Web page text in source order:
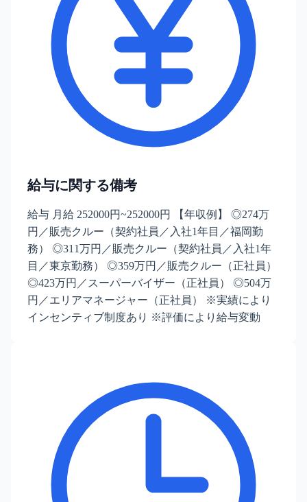
給与に関する備考
給与 月給 252000円~252000円 【年収例】 ◎274万
円／販売クルー（契約社員／入社1年目／福岡勤
務） ◎311万円／販売クルー（契約社員／入社1年
目／東京勤務） ◎359万円／販売クルー（正社員）
◎423万円／スーパーバイザー（正社員） ◎504万
円／エリアマネージャー（正社員） ※実績により
インセンティブ制度あり ※評価により給与変動